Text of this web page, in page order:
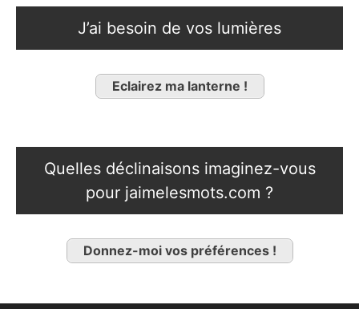
J’ai besoin de vos lumières
Eclairez ma lanterne !
Quelles déclinaisons imaginez-vous
pour jaimelesmots.com ?
Donnez-moi vos préférences !